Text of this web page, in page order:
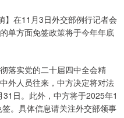
在11月3日外交部例行记者会
单方面免签政策将于今年年底
实党的二十届四中全会精
外人员往来，中方决定将对法
日。此外，中方将于2025年1
。具体信息请关注外交部领事